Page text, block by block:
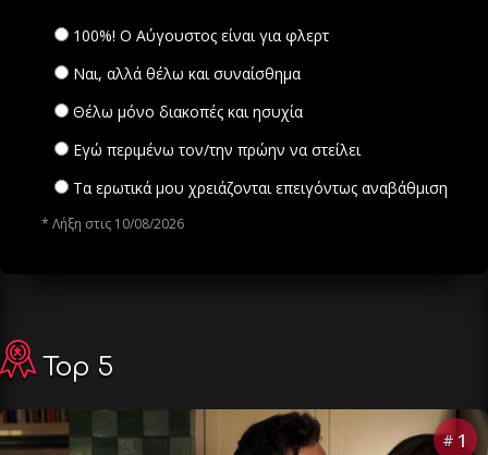
100%! Ο Αύγουστος είναι για φλερτ
Ναι, αλλά θέλω και συναίσθημα
Θέλω μόνο διακοπές και ησυχία
Εγώ περιμένω τον/την πρώην να στείλει
Τα ερωτικά μου χρειάζονται επειγόντως αναβάθμιση
* Λήξη στις 10/08/2026
Top 5
# 1